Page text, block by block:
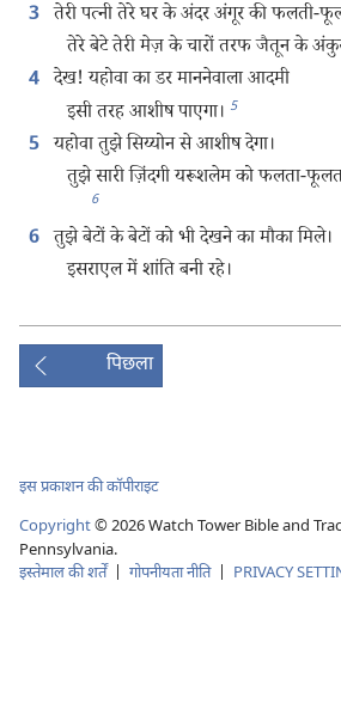
3 तेरी पत्नी तेरे घर के अंदर अंगूर की फलती-
तेरे बेटे तेरी मेज़ के चारों तरफ जैतून के
4 देख! यहोवा का डर माननेवाला आदमी
इसी तरह आशीष पाएगा। 5
5 यहोवा तुझे सिय्योन से आशीष देगा।
तुझे सारी ज़िंदगी यरूशलेम को फलता-
6
6 तुझे बेटों के बेटों को भी देखने का मौका मिले।
इसराएल में शांति बनी रहे।
पिछला
इस प्रकाशन की कॉपीराइट
Copyright©2026Watch Tower Bible and
Pennsylvania.
इस्तेमाल की शर्तें| गोपनीयता नीति| PRIVACY